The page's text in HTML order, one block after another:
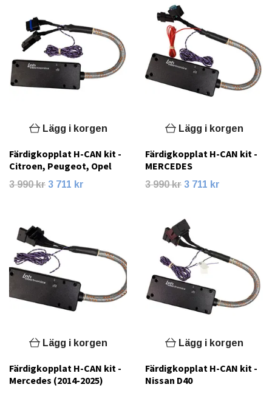
Lägg i korgen
Färdigkopplat H-CAN kit -
Citroen, Peugeot, Opel
3 990 kr 3 711 kr
Lägg i korgen
Färdigkopplat H-CAN kit -
MERCEDES
3 990 kr 3 711 kr
Lägg i korgen
Färdigkopplat H-CAN kit -
Mercedes (2014-2025)
Lägg i korgen
Färdigkopplat H-CAN kit -
Nissan D40